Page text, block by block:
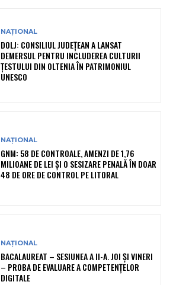
NAȚIONAL
DOLJ: CONSILIUL JUDEȚEAN A LANSAT
DEMERSUL PENTRU INCLUDEREA CULTURII
ȚESTULUI DIN OLTENIA ÎN PATRIMONIUL
UNESCO
NAȚIONAL
GNM: 58 DE CONTROALE, AMENZI DE 1,76
MILIOANE DE LEI ȘI O SESIZARE PENALĂ ÎN DOAR
48 DE ORE DE CONTROL PE LITORAL
NAȚIONAL
BACALAUREAT – SESIUNEA A II-A. JOI ȘI VINERI
– PROBA DE EVALUARE A COMPETENȚELOR
DIGITALE